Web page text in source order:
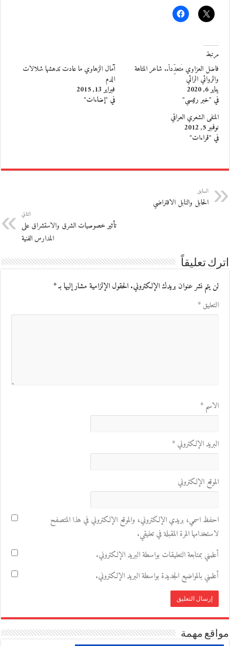
مرتبط
فاضل العزاوي مُتعدِّداً.. شاعر المتاهة
والروائي الرائي
يناير 6, 2020
في "خبر رئيسي"
آمال الزهاوي ما عادت تدهشها شلالات
الدم
فبراير 13, 2015
في "إضاءات"
المنفى الشعري العراقي
نوفمبر 5, 2012
في "قراءات"
السابق
الحابل والنابل الافتراضي
التالي
تأثير خصوصيات الشرق والاستشراق على
المدارس الفنية
اترك تعليقاً
لن يتم نشر عنوان بريدك الإلكتروني.الحقول الإلزامية مشار إليها بـ*
التعليق*
الاسم*
البريد الإلكتروني*
الموقع الإلكتروني
احفظ اسمي، بريدي الإلكتروني، والموقع الإلكتروني في هذا المتصفح
لاستخدامها المرة المقبلة في تعليقي.
أعلمني بمتابعة التعليقات بواسطة البريد الإلكتروني.
أعلمني بالمواضيع الجديدة بواسطة البريد الإلكتروني.
مواقع مهمة